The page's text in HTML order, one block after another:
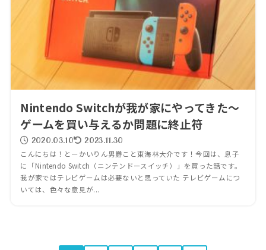
Nintendo Switchが我が家にやってきた～
ゲームを買い与えるか問題に終止符
2020.03.10 2023.11.30
こんにちは！とーかいりん男爵こと東海林大介です！今回は、息子
に「Nintendo Switch（ニンテンドースイッチ）」を買った話です。
我が家ではテレビゲームは必要ないと思っていた テレビゲームにつ
いては、色々な意見が...